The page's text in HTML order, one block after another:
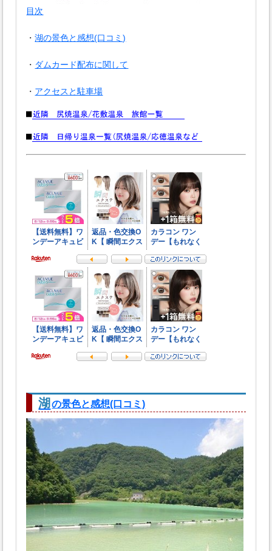
目次
・湖の景色と感想(口コミ)
・ ダムカード配布に関して
・ アクセスと駐車場
湖 の景色と感想(口コミ)